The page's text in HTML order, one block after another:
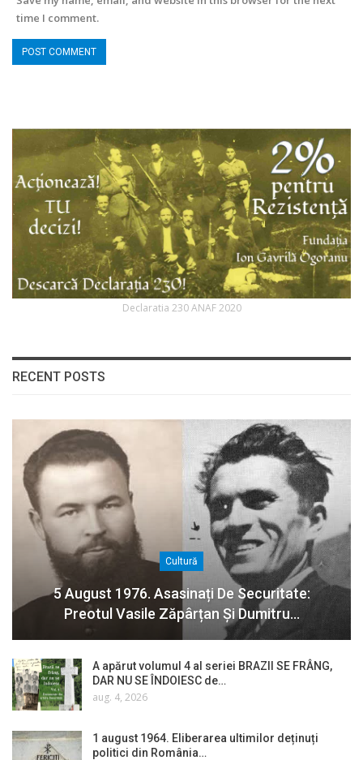
time I comment.
Declaratia 230 ANAF 2020
RECENT POSTS
Cultură
5 August 1976. Asasinați De Securitate:
Preotul Vasile Zăpârțan Și Dumitru…
A apărut volumul 4 al seriei BRAZII SE FRÂNG,
DAR NU SE ÎNDOIESC de…
aug. 4, 2026
1 august 1964. Eliberarea ultimilor deținuți
politici din România…